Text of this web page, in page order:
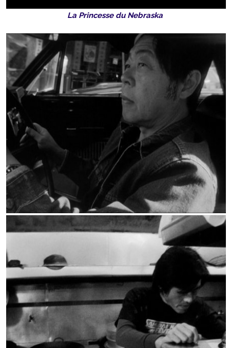
La Princesse du Nebraska